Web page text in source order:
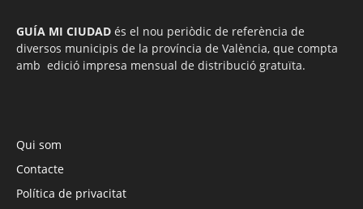
GUÍA MI CIUDAD és el nou periòdic de referència de
diversos municipis de la província de València, que compta
amb edició impresa mensual de distribució gratuïta.
Qui som
Contacte
Política de privacitat